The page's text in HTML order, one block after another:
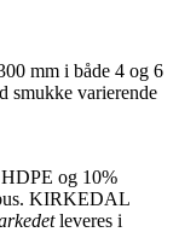
mm i både 4 og 6
smukke varierende
og 10%
KIRKEDAL
leveres i